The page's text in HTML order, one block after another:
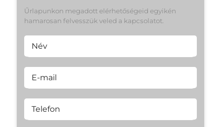
Űrlapunkon megadott elérhetőségeid egyikén
hamarosan felvesszük veled a kapcsolatot.
Név
E-mail
Telefon